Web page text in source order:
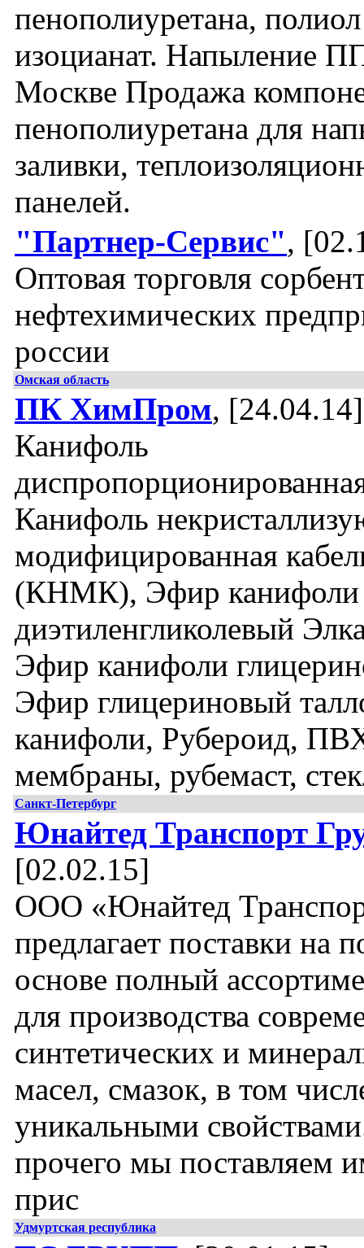
пенополиуретана,
изоцианат. Напыление
Москве Продажа
пенополиуретана для
заливки,
панелей.
"Партнер-Сервис",
Оптовая торговля
нефтехимических
россии
Омская область
ПК ХимПром, [24.04.14]
Канифоль
Канифоль
модифицированная
(КНМК), Эфир канифоли
диэтиленгликолевый
Эфир канифоли
Эфир глицериновый
канифоли, Рубероид,
мембраны, рубемаст,
Санкт-Петербург
Юнайтед Транспорт
[02.02.15]
ООО «Юнайтед
предлагает поставки на
основе полный
для производства
синтетических и
масел, смазок, в том
уникальными
прочего мы поставляем
прис
Удмуртская республика